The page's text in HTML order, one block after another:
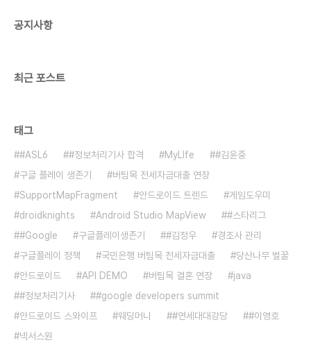
초과되어 신청이 불가능한 상황)가능!! 4. 금액이 증
공지사항
최근 포스트
태그
#ASL6 #정보처리기사 합격 MyLIfe
#김윤중
구글 플레이 생존기
버팀목 전세자금대출 연장
SupportMapFragment
안드로이드 트렌드
게임도우미
droidknights
Android Studio MapView
#스타리그
#Google
구글플레이생존기 #김정우
경조사 관리
구글플레이 정책
국민은행 버팀목 전세자금대출
당산나무 벌꿀
안드로이드
API DEMO 버팀목 결혼 연장
java
#정보처리기사
#google developers summit
안드로이드 스와이프
웨딩머니 #연세대대강당
#이영호
넥서스원